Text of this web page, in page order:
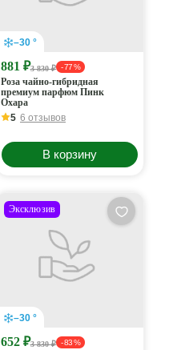
–30 °
881 ₽3 830 ₽ - 77 %
Роза чайно-гибридная
премиум парфюм Пинк
Охара
5 6 отзывов
В корзину
Эксклюзив
–30 °
652 ₽3 830 ₽ - 83 %